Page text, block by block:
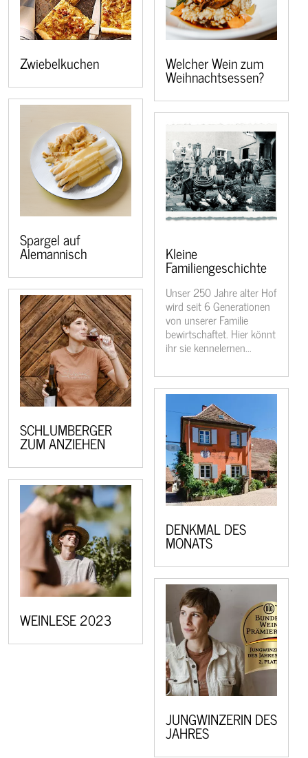
Zwiebelkuchen Welcher Wein zum
Weihnachtsessen?
Spargel auf
Alemannisch Kleine
Familiengeschichte
Unser 250 Jahre alter Hof
wird seit 6 Generationen
von unserer Familie
bewirtschaftet. Hier könnt
ihr sie kennelernen...
SCHLUMBERGER
ZUM ANZIEHEN
DENKMAL DES
MONATS
WEINLESE 2023
JUNGWINZERIN DES
JAHRES